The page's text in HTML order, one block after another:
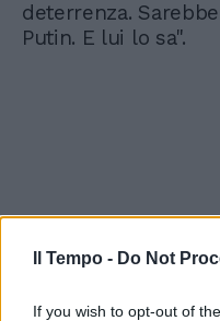
Il Tempo - Do Not
If you wish to opt-out of
deterrenza.
Putin. E lui lo sa".